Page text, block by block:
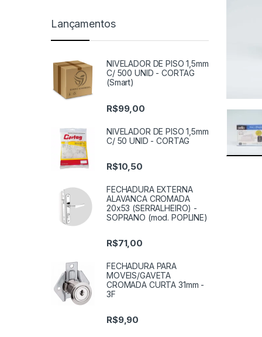
Lançamentos
NIVELADOR DE PISO 1,5mm
C/ 500 UNID - CORTAG
(Smart)
R$99,00
NIVELADOR DE PISO 1,5mm
C/ 50 UNID - CORTAG
R$10,50
FECHADURA EXTERNA
ALAVANCA CROMADA
20x53 (SERRALHEIRO) -
SOPRANO (mod. POPLINE)
R$71,00
FECHADURA PARA
MOVEIS/GAVETA
CROMADA CURTA 31mm -
3F
R$9,90